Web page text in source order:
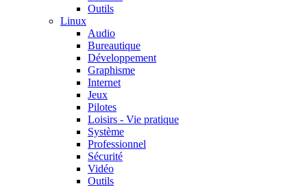
Outils
Linux
Audio
Bureautique
Développement
Graphisme
Internet
Jeux
Pilotes
Loisirs - Vie pratique
Système
Professionnel
Sécurité
Vidéo
Outils